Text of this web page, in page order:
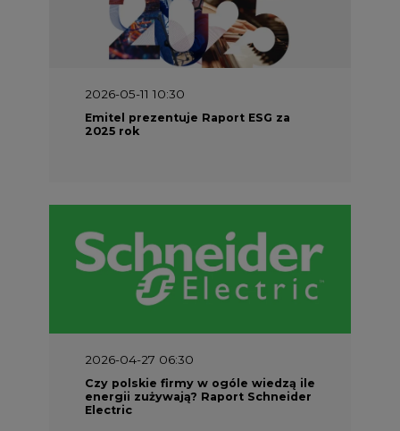
2026-05-11 10:30
Emitel prezentuje Raport ESG za
2025 rok
2026-04-27 06:30
Czy polskie firmy w ogóle wiedzą ile
energii zużywają? Raport Schneider
Electric